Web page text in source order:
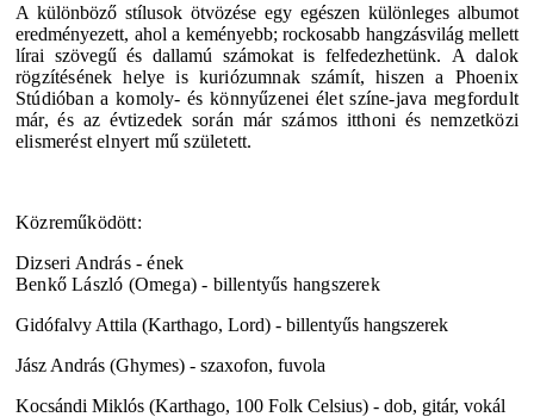
A különböző stílusok ötvözése egy egészen különleges albumot
eredményezett, ahol a keményebb; rockosabb hangzásvilág mellett
lírai szövegű és dallamú számokat is felfedezhetünk. A dalok
rögzítésének helye is kuriózumnak számít, hiszen a Phoenix
Stúdióban a komoly- és könnyűzenei élet színe-java megfordult
már, és az évtizedek során már számos itthoni és nemzetközi
elismerést elnyert mű született.
Közreműködött:
Dizseri András - ének
Benkő László (Omega) - billentyűs hangszerek
Gidófalvy Attila (Karthago, Lord) - billentyűs hangszerek
Jász András (Ghymes) - szaxofon, fuvola
Kocsándi Miklós (Karthago, 100 Folk Celsius) - dob, gitár, vokál